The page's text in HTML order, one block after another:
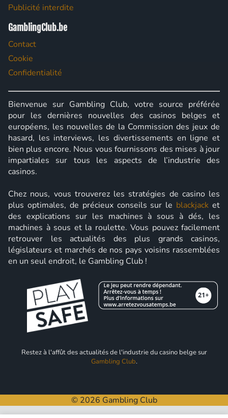
Publicité interdite
GamblingClub.be
Contact
Cookie
Confidentialité
Bienvenue sur Gambling Club, votre source préférée
pour les dernières nouvelles des casinos belges et
européens, les nouvelles de la Commission des jeux de
hasard, les interviews, les divertissements en ligne et
bien plus encore. Nous vous fournissons des mises à jour
impartiales sur tous les aspects de l’industrie des
casinos.
Chez nous, vous trouverez les stratégies de casino les
plus optimales, de précieux conseils sur le blackjack et
des explications sur les machines à sous à dés, les
machines à sous et la roulette. Vous pouvez facilement
retrouver les actualités des plus grands casinos,
législateurs et marchés de nos pays voisins rassemblées
en un seul endroit, le Gambling Club !
Restez à l'affût des actualités de l'industrie du casino belge sur
Gambling Club.
© 2026 Gambling Club